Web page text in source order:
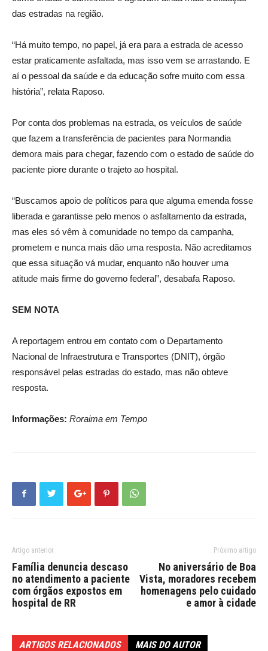
das estradas na região.
“Há muito tempo, no papel, já era para a estrada de acesso
estar praticamente asfaltada, mas isso vem se arrastando. E
aí o pessoal da saúde e da educação sofre muito com essa
história”, relata Raposo.
Por conta dos problemas na estrada, os veículos de saúde
que fazem a transferência de pacientes para Normandia
demora mais para chegar, fazendo com o estado de saúde do
paciente piore durante o trajeto ao hospital.
“Buscamos apoio de políticos para que alguma emenda fosse
liberada e garantisse pelo menos o asfaltamento da estrada,
mas eles só vêm à comunidade no tempo da campanha,
prometem e nunca mais dão uma resposta. Não acreditamos
que essa situação vá mudar, enquanto não houver uma
atitude mais firme do governo federal”, desabafa Raposo.
SEM NOTA
A reportagem entrou em contato com o Departamento
Nacional de Infraestrutura e Transportes (DNIT), órgão
responsável pelas estradas do estado, mas não obteve
resposta.
Informações: Roraima em Tempo
Artigo anterior
Família denuncia descaso
no atendimento a paciente
com órgãos expostos em
hospital de RR
Próximo artigo
No aniversário de Boa
Vista, moradores recebem
homenagens pelo cuidado
e amor à cidade
ARTIGOS RELACIONADOS MAIS DO AUTOR